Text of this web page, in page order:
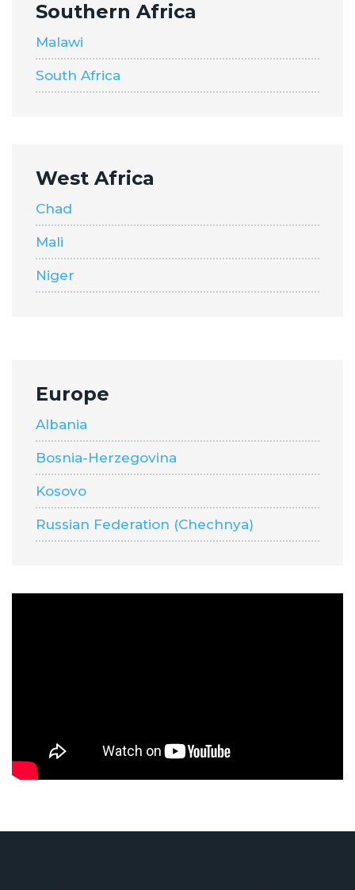
Southern Africa
Malawi
South Africa
West Africa
Chad
Mali
Niger
Europe
Albania
Bosnia-Herzegovina
Kosovo
Russian Federation (Chechnya)